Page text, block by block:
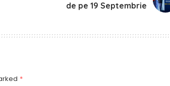
de pe 19 Septembrie
*